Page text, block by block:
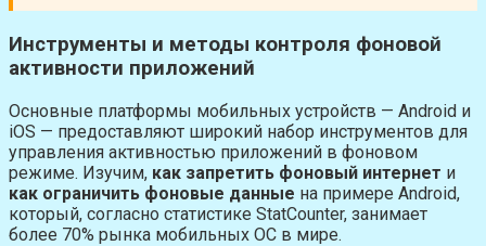
Инструменты и методы контроля фоновой
активности приложений
Основные платформы мобильных устройств — Android и
iOS — предоставляют широкий набор инструментов для
управления активностью приложений в фоновом
режиме. Изучим, как запретить фоновый интернет и
как ограничить фоновые данные на примере Android,
который, согласно статистике StatCounter, занимает
более 70% рынка мобильных ОС в мире.